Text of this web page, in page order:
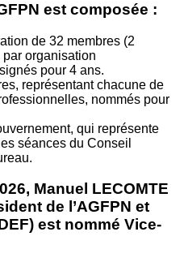
est composée :
de 32 membres (2
organisation
pour 4 ans.
représentant chacune de
nommés pour
qui représente
séances du Conseil
Manuel LECOMTE
de l’AGFPN et
est nommé Vice-